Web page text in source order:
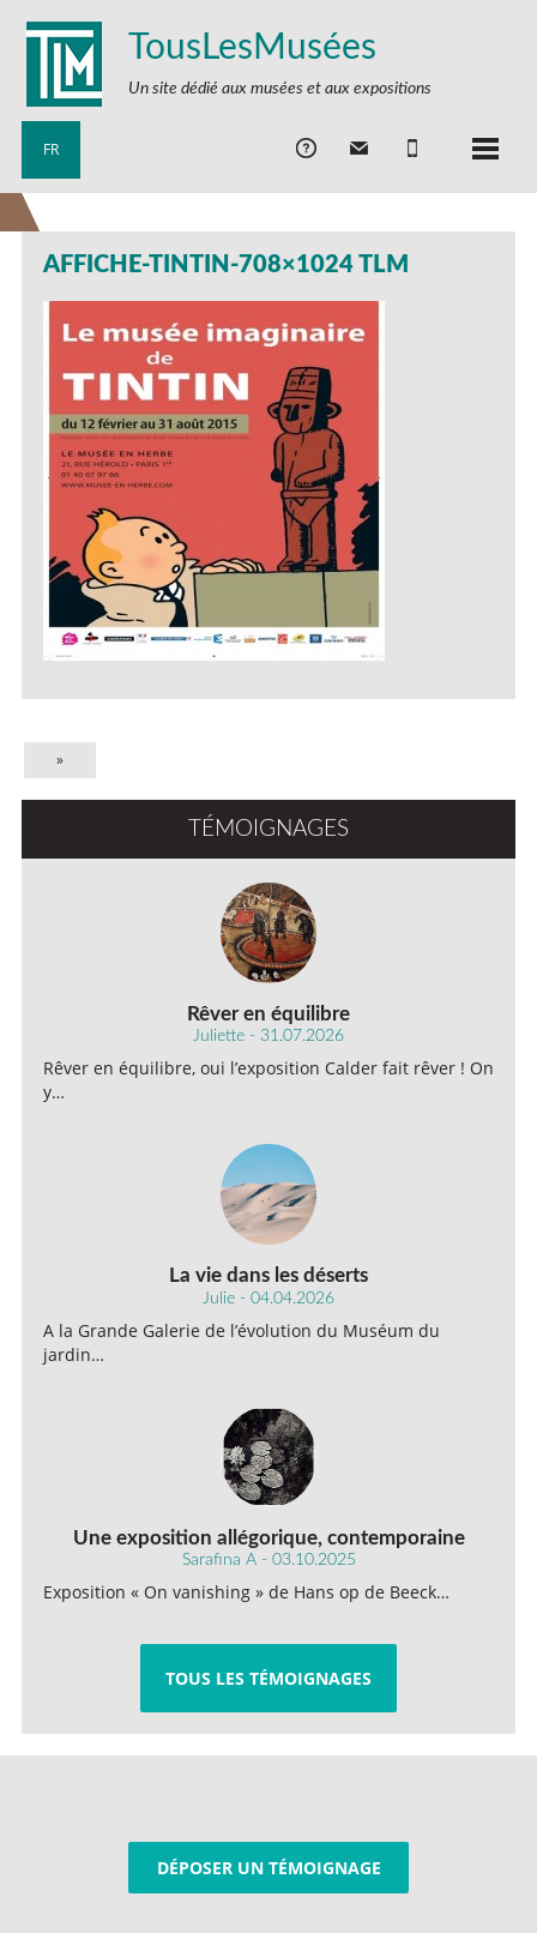
TousLesMusées
Un site dédié aux musées et aux expositions
FR
AFFICHE-TINTIN-708×1024 TLM
»
TÉMOIGNAGES
Rêver en équilibre
Juliette - 31.07.2026
Rêver en équilibre, oui l’exposition Calder fait rêver ! On
y…
La vie dans les déserts
Julie - 04.04.2026
A la Grande Galerie de l’évolution du Muséum du
jardin…
Une exposition allégorique, contemporaine
Sarafina A - 03.10.2025
Exposition « On vanishing » de Hans op de Beeck…
TOUS LES TÉMOIGNAGES
DÉPOSER UN TÉMOIGNAGE